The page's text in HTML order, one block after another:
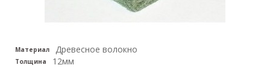
Материал Древесное волокно
Толщина 12мм